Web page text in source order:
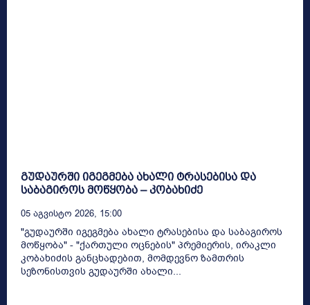
გუდაურში იგეგმება ახალი ტრასებისა და
საბაგიროს მოწყობა – კობახიძე
05 Აგვისტო 2026, 15:00
"გუდაურში იგეგმება ახალი ტრასებისა და საბაგიროს
მოწყობა" - "ქართული ოცნების" პრემიერის, ირაკლი
კობახიძის განცხადებით, მომდევნო ზამთრის
სეზონისთვის გუდაურში ახალი...